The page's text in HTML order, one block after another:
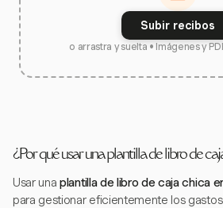
Subir recibos
o arrastra y suelta • Imágenes y
¿Por qué usar una plantilla de libro de
Usar unaplantilla de libro de caja chica
para gestionar eficientemente los